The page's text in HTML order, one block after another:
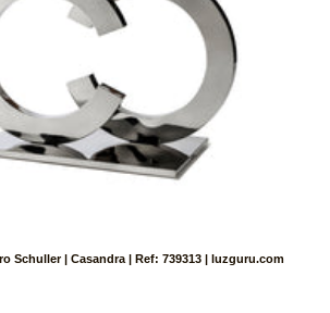
Schuller | Casandra | Ref: 739313 | luzguru.com